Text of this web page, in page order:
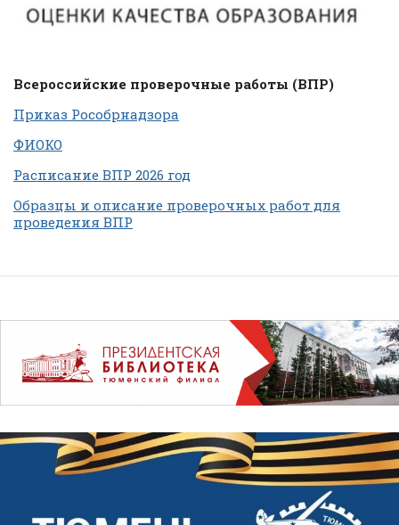
Всероссийские проверочные работы (ВПР)
Приказ Рособрнадзора
ФИОКО
Расписание ВПР 2026 год
Образцы и описание проверочных работ для
проведения ВПР